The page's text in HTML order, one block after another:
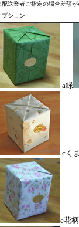
送業者ご指定の場合差額
プション
a緑
cく
e花柄